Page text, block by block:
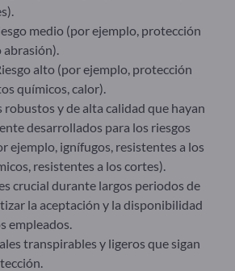
medio (por ejemplo, protección
abrasión).
alto (por ejemplo, protección
químicos, calor).
robustos y de alta calidad que hayan
desarrollados para los riesgos
ejemplo, ignífugos, resistentes a los
resistentes a los cortes).
crucial durante largos periodos de
la aceptación y la disponibilidad
empleados.
transpirables y ligeros que sigan